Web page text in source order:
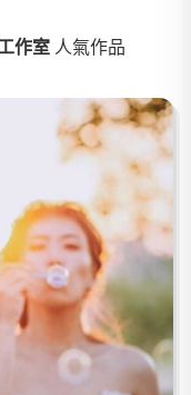
作室 人氣作品